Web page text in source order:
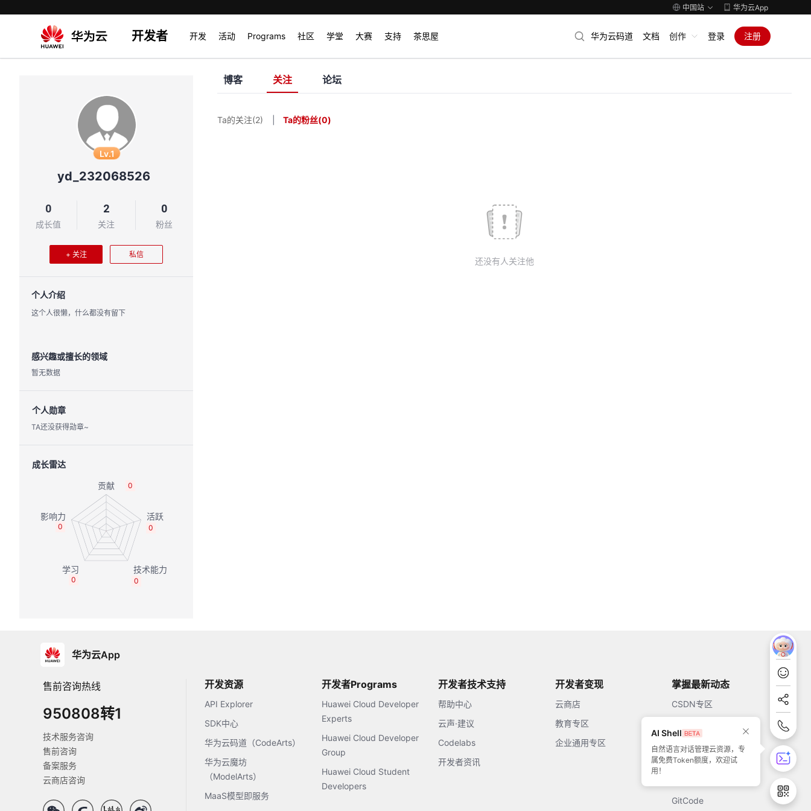
中国站 华为云App
开发者 开发 活动 Programs 社区 学堂 大赛 支持 茶思屋 华为云码道 文档 创作 登录 注册
Lv.1
yd_232068526
0
成长值
2
关注
0
粉丝
+ 关注 私信
个人介绍
这个人很懒，什么都没有留下
感兴趣或擅长的领域
暂无数据
个人勋章
TA还没获得勋章~
成长雷达
0
0
0
0
0
博客 关注 论坛
Ta的关注(2) Ta的粉丝(0)
还没有人关注他
华为云App
售前咨询热线
950808转1
技术服务咨询
售前咨询
备案服务
云商店咨询
开发资源
API Explorer
SDK中心
华为云码道（CodeArts）
华为云魔坊
（ModelArts）
MaaS模型即服务
开发者Programs
Huawei Cloud Developer
Experts
Huawei Cloud Developer
Group
Huawei Cloud Student
Developers
开发者技术支持
帮助中心
云声·建议
Codelabs
开发者资讯
开发者变现
云商店
教育专区
企业通用专区
掌握最新动态
CSDN专区
51CTO
GitCode
AI Shell
自然语言对话管理云资源，专
属免费Token额度，欢迎试
用！